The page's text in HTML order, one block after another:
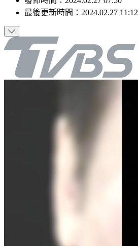
最後更新時間： 2024.02.27 11:12